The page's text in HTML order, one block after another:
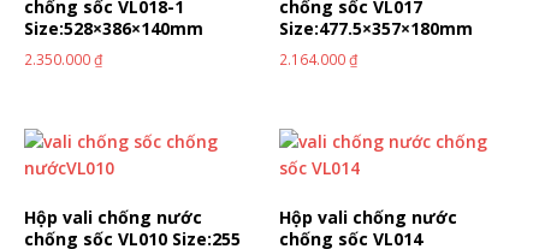
chống sốc VL018-1
Size:528×386×140mm
2.350.000₫
chống sốc VL017
Size:477.5×357×180mm
2.164.000₫
Hộp vali chống nước
chống sốc VL010 Size:255
Hộp vali chống nước
chống sốc VL014